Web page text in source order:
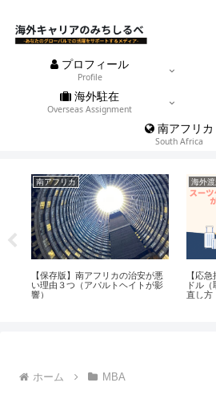
プロフィール
Profile
海外駐在
Overseas Assignment
南アフリカ
South Africa
南アフリカ
【保存版】南アフリカの治安が悪
い理由３つ（アパルトヘイトが影
響）
海外
【応
ドル
直し方
ホーム MBA